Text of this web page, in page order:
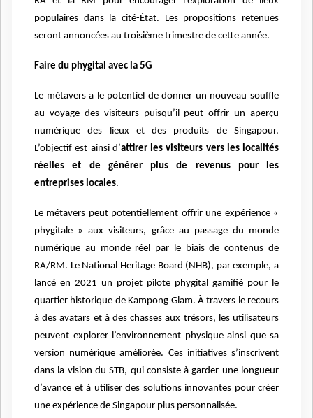
populaires dans la cité-État. Les propositions retenues
seront annoncées au troisième trimestre de cette année.
Faire du phygital avec la 5G
Le métavers a le potentiel de donner un nouveau souffle
au voyage des visiteurs puisqu’il peut offrir un aperçu
numérique des lieux et des produits de Singapour.
L’objectif est ainsi d’attirer les visiteurs vers les localités
réelles et de générer plus de revenus pour les
entreprises locales.
Le métavers peut potentiellement offrir une expérience «
phygitale » aux visiteurs, grâce au passage du monde
numérique au monde réel par le biais de contenus de
RA/RM. Le National Heritage Board (NHB), par exemple, a
lancé en 2021 un projet pilote phygital gamifié pour le
quartier historique de Kampong Glam. À travers le recours
à des avatars et à des chasses aux trésors, les utilisateurs
peuvent explorer l’environnement physique ainsi que sa
version numérique améliorée. Ces initiatives s’inscrivent
dans la vision du STB, qui consiste à garder une longueur
d’avance et à utiliser des solutions innovantes pour créer
une expérience de Singapour plus personnalisée.